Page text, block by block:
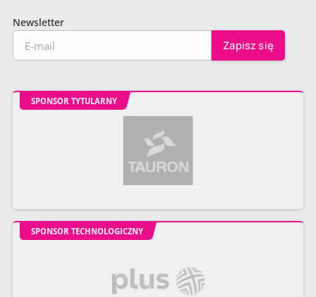
Newsletter
SPONSOR TYTULARNY
SPONSOR TECHNOLOGICZNY